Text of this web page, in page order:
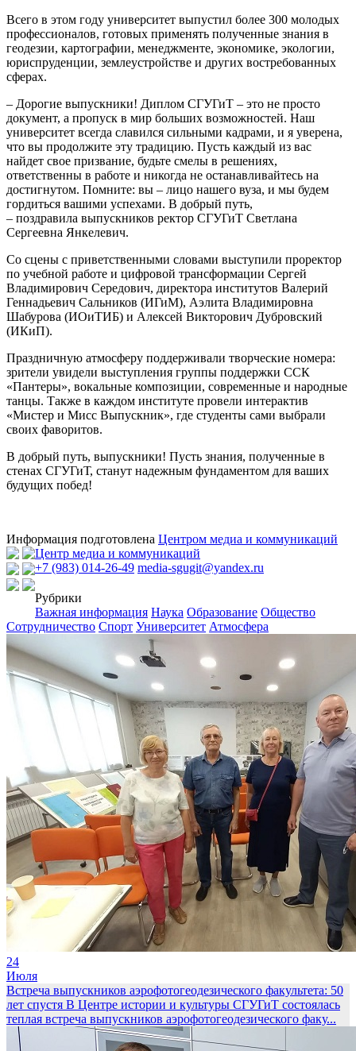
Всего в этом году университет выпустил более 300 молодых
профессионалов, готовых применять полученные знания в
геодезии, картографии, менеджменте, экономике, экологии,
юриспруденции, землеустройстве и других востребованных
сферах.
– Дорогие выпускники! Диплом СГУГиТ – это не просто
документ, а пропуск в мир больших возможностей. Наш
университет всегда славился сильными кадрами, и я уверена,
что вы продолжите эту традицию. Пусть каждый из вас
найдет свое призвание, будьте смелы в решениях,
ответственны в работе и никогда не останавливайтесь на
достигнутом. Помните: вы – лицо нашего вуза, и мы будем
гордиться вашими успехами. В добрый путь,
– поздравила выпускников ректор СГУГиТ Светлана
Сергеевна Янкелевич.
Со сцены с приветственными словами выступили проректор
по учебной работе и цифровой трансформации Сергей
Владимирович Середович, директора институтов Валерий
Геннадьевич Сальников (ИГиМ), Аэлита Владимировна
Шабурова (ИОиТИБ) и Алексей Викторович Дубровский
(ИКиП).
Праздничную атмосферу поддерживали творческие номера:
зрители увидели выступления группы поддержки ССК
«Пантеры», вокальные композиции, современные и народные
танцы. Также в каждом институте провели интерактив
«Мистер и Мисс Выпускник», где студенты сами выбрали
своих фаворитов.
В добрый путь, выпускники! Пусть знания, полученные в
стенах СГУГиТ, станут надежным фундаментом для ваших
будущих побед!
Информация подготовлена Центром медиа и коммуникаций
Центр медиа и коммуникаций
+7 (983) 014-26-49 media-sgugit@yandex.ru
Рубрики
Важная информация Наука Образование Общество
Сотрудничество Спорт Университет Атмосфера
24
Июля
Встреча выпускников аэрофотогеодезического факультета: 50
лет спустя В Центре истории и культуры СГУГиТ состоялась
теплая встреча выпускников аэрофотогеодезического факу...